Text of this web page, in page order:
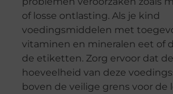
of losse ontlasting. Als je kind
voedingsmiddelen met
vitaminen en mineralen eet of
de etiketten. Zorg ervoor dat
hoeveelheid van deze
boven de veilige grens voor de